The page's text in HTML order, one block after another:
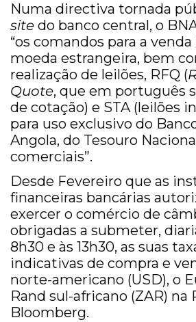
Numa directiva tornada
site do banco central, o
“os comandos para a
moeda estrangeira, bem
realização de leilões, RFQ (
Quote, que em português
de cotação) e STA (leilões
para uso exclusivo do
Angola, do Tesouro
comerciais”.
Desde Fevereiro que as
financeiras bancárias
exercer o comércio de
obrigadas a submeter,
8h30 e às 13h30, as suas
indicativas de compra e
norte-americano (USD), o
Rand sul-africano (ZAR) na
Bloomberg.